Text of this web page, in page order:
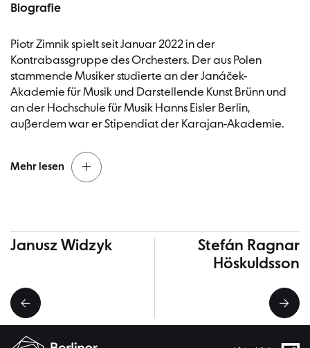
Biografie
Piotr Zimnik spielt seit Januar 2022 in der
Kontrabassgruppe des Orchesters. Der aus Polen
stammende Musiker studierte an der Janáček-
Akademie für Musik und Darstellende Kunst Brünn und
an der Hochschule für Musik Hanns Eisler Berlin,
außerdem war er Stipendiat der Karajan-Akademie.
Mehr lesen
Leiter der Kontrabassgruppe beim Helsinki
Philharmonic Orchestra. Darüber hinaus arbeitete der
unter anderem mit dem Royal Concertgebouw
Orchestra Amsterdam, dem Deutschen Symphonie-
Orchester Berlin und dem Gürzenich-Orchester Köln
zusammen.
Weitere Musiker*innen
Janusz Widzyk
Stefán Ragnar
Höskuldsson